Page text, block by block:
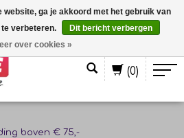
(0)
boven € 75,-
website, ga je akkoord met het gebruik van
verbeteren.
Dit bericht verbergen
over cookies »